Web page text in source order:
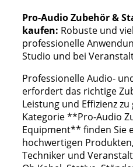
Pro-Audio Zubehör &
kaufen: Robuste und
professionelle
Studio und bei
Professionelle Audio-
erfordert das richtige
Leistung und Effizienz
Kategorie **Pro-Audio
Equipment** finden Sie
hochwertigen
Techniker und